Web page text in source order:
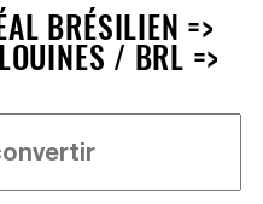
BRÉSILIEN =>
/ BRL =>